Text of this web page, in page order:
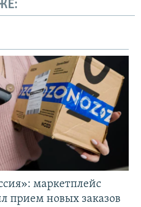
маркетплейс
прием новых заказов